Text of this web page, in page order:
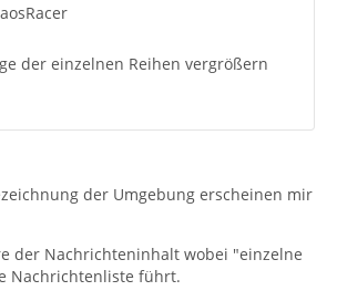
der einzelnen Reihen vergrößern
der Umgebung erscheinen mir
der Nachrichteninhalt wobei "einzelne
Nachrichtenliste führt.